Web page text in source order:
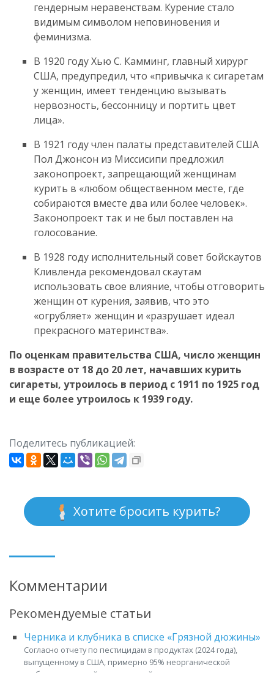
гендерным неравенствам. Курение стало
видимым символом неповиновения и
феминизма.
В 1920 году Хью С. Камминг, главный хирург
США, предупредил, что «привычка к сигаретам
у женщин, имеет тенденцию вызывать
нервозность, бессонницу и портить цвет
лица».
В 1921 году член палаты представителей США
Пол Джонсон из Миссисипи предложил
законопроект, запрещающий женщинам
курить в «любом общественном месте, где
собираются вместе два или более человек».
Законопроект так и не был поставлен на
голосование.
В 1928 году исполнительный совет бойскаутов
Кливленда рекомендовал скаутам
использовать свое влияние, чтобы отговорить
женщин от курения, заявив, что это
«огрубляет» женщин и «разрушает идеал
прекрасного материнства».
По оценкам правительства США, число женщин
в возрасте от 18 до 20 лет, начавших курить
сигареты, утроилось в период с 1911 по 1925 год
и еще более утроилось к 1939 году.
Поделитесь публикацией:
Хотите бросить курить?
Комментарии
Рекомендуемые статьи
Черника и клубника в списке «Грязной дюжины»
Согласно отчету по пестицидам в продуктах (2024 года),
выпущенному в США, примерно 95% неорганической